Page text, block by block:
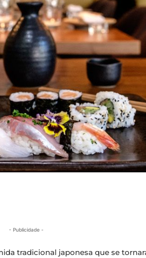
- Publicidade -
tradicional japonesa que se